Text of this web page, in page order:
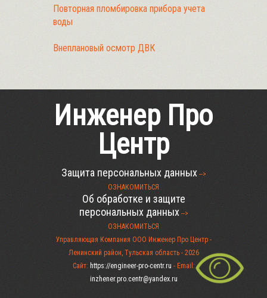
Повторная пломбировка прибора учета
воды
Внеплановый осмотр ДВК
Инженер Про
Центр
Защита персональных данных -->
ОЗНАКОМИТЬСЯ
Об обработке и защите
персональных данных -->
ОЗНАКОМИТЬСЯ
Управляющая Компания ООО Инженер Про Центр -
Ленинский район, Тульская область - 2026
Сайт: https://engineer-pro-centr.ru - Email:
inzhener.pro.centr@yandex.ru